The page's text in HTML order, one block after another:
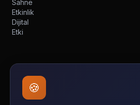
Sahne
Etkinlik
Dijital
Etki
🍪